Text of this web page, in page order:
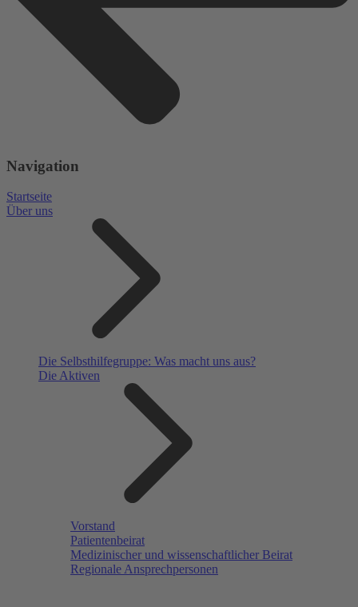
Navigation
Startseite
Über uns
Die Selbsthilfegruppe: Was macht uns aus?
Die Aktiven
Vorstand
Patientenbeirat
Medizinischer und wissenschaftlicher Beirat
Regionale Ansprechpersonen